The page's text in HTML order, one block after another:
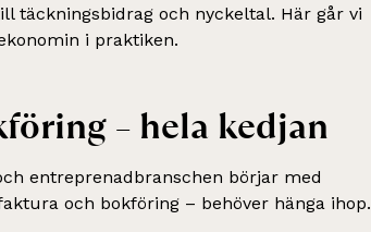
täckningsbidrag och nyckeltal. Här går vi
i praktiken.
– hela kedjan
entreprenadbranschen börjar med
och bokföring – behöver hänga ihop.